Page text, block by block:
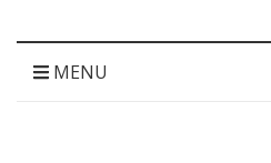
do MENU